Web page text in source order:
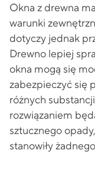
Okna z drewna
warunki
dotyczy jednak
Drewno lepiej
okna mogą się
zabezpieczyć się
różnych
rozwiązaniem
sztucznego
stanowiły